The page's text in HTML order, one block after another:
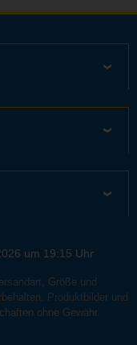
um 19:15 Uhr
Größe und
Produktbilder und
ohne Gewähr.